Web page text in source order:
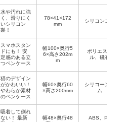
水や汚れに強
く、滑りにく
いシリコン
製！
78×41×172
mm
シリコンゴム
スマホスタン
ドにも！ 安
定感のある立
つペンケース
幅100×奥行5
6×高さ202m
m
ポリエステ
ル、磁石
猫のデザイン
がかわいい！
やわらか素材
のペンケース
幅60×奥行60
×高さ200mm
シリコーンゴ
ム
吸着して倒れ
ない！ 最新
幅48×奥行48
ABS、PE